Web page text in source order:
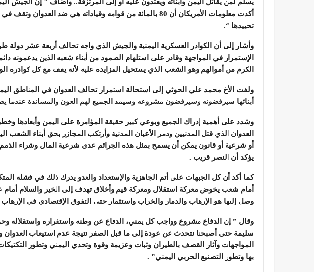
يسلم لمن يقاتل اليمن وأبنائه ويعتدون عليه أو إلى المرتزقة.. وأضاف ” إن الجيش
أكدت معلومات الأمريكان أن 80 بالمائة من قوامه وقياداته هي ضد
تحييدها “.
وأشار إلى أن الكوادر العسكرية اليمنية والجيش الذي واجه تحالف أربعة عشر دولة
الإستمرار في المواجهة وقادر على استلهام الصمود من أبناء شعبه الذين يدعمونه
الكرم من أموالهم وهو الشعب الذي يستحيل المزايدة عليه لأنه يقف مع كل كوادره
ولفت الأخ محمد علي الحوثي إلى استحالة استمرار تحالف العدوان في المناطق
أبنائها سيرفضونه وسيرفضون مشروعه وسيمد الجميع لهم العون والمساندة عندما
وشدد على أهمية إدراك الجميع وبوعي كبير حقيقة المؤامرة على اليمن وأبعادها
العدوان الذي قتل المدنيين ودمر الأعيان المدنية وأرتكب المجازر بحق أبناء الشعب
أو شرعية أو قانون يمكن أن يسمح بمثل هذه الجرائم عدى شرعية المال وشراء
يؤكد أن النصر قريب .
كما أكد أن كل الجبهات على أتم الجاهزية والإستعداد والعدو يدرك ذلك في فشله
أمام شعب يخوض معركة استقلال ومعركة قيم وأخلاق تهدف إلى الخير والسلام
وصل إليها هو الإرهاب والدمار والخراب واستثمار حتى التفوق الإقتصادي في الإرهاب
وقال ” إن الدفاع مشروع وواجب كل يمني، الدفاع عن وطنه واستقراره واستقلاله
سليمة حتى أصبحنا نتحدث عن عودة إلى ما قبل الصفر نتيجة عدم استيعاب
المواجهات وآثار القصف بالطيران وثبات وعزيمة وقوة وتحدي اليمني وتطور
بها وتطور التصنيع الحربي اليمني” .